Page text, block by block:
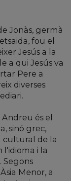
Jonàs, germà
fou el
Jesús a la
a qui Jesús va
Pere a
diverses
és el
sinó grec,
cultural de la
l'idioma i la
Segons
Menor, a